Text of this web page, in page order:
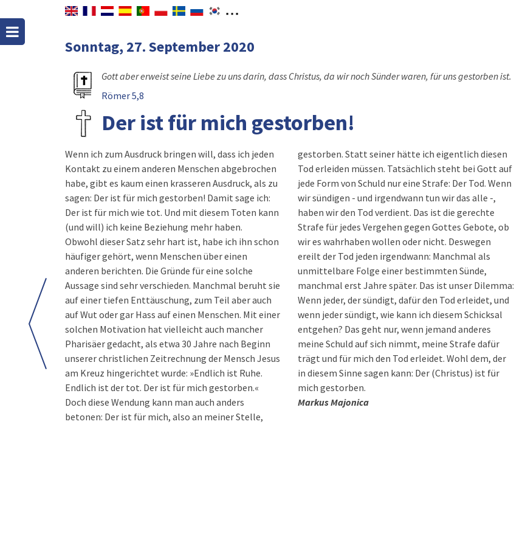
Sonntag, 27. September 2020
Gott aber erweist seine Liebe zu uns darin, dass Christus, da wir noch Sünder waren, für uns gestorben ist.
Römer 5,8
Der ist für mich gestorben!
Wenn ich zum Ausdruck bringen will, dass ich jeden
Kontakt zu einem anderen Menschen abgebrochen
habe, gibt es kaum einen krasseren Ausdruck, als zu
sagen: Der ist für mich gestorben! Damit sage ich:
Der ist für mich wie tot. Und mit diesem Toten kann
(und will) ich keine Beziehung mehr haben.
Obwohl dieser Satz sehr hart ist, habe ich ihn schon
häufiger gehört, wenn Menschen über einen
anderen berichten. Die Gründe für eine solche
Aussage sind sehr verschieden. Manchmal beruht sie
auf einer tiefen Enttäuschung, zum Teil aber auch
auf Wut oder gar Hass auf einen Menschen. Mit einer
solchen Motivation hat vielleicht auch mancher
Pharisäer gedacht, als etwa 30 Jahre nach Beginn
unserer christlichen Zeitrechnung der Mensch Jesus
am Kreuz hingerichtet wurde: »Endlich ist Ruhe.
Endlich ist der tot. Der ist für mich gestorben.«
Doch diese Wendung kann man auch anders
betonen: Der ist für mich, also an meiner Stelle,
gestorben. Statt seiner hätte ich eigentlich diesen
Tod erleiden müssen. Tatsächlich steht bei Gott auf
jede Form von Schuld nur eine Strafe: Der Tod. Wenn
wir sündigen - und irgendwann tun wir das alle -,
haben wir den Tod verdient. Das ist die gerechte
Strafe für jedes Vergehen gegen Gottes Gebote, ob
wir es wahrhaben wollen oder nicht. Deswegen
ereilt der Tod jeden irgendwann: Manchmal als
unmittelbare Folge einer bestimmten Sünde,
manchmal erst Jahre später. Das ist unser Dilemma:
Wenn jeder, der sündigt, dafür den Tod erleidet, und
wenn jeder sündigt, wie kann ich diesem Schicksal
entgehen? Das geht nur, wenn jemand anderes
meine Schuld auf sich nimmt, meine Strafe dafür
trägt und für mich den Tod erleidet. Wohl dem, der
in diesem Sinne sagen kann: Der (Christus) ist für
mich gestorben.
Markus Majonica